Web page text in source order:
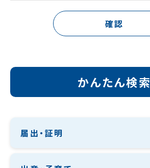
確認
かんたん検索
届出・証明